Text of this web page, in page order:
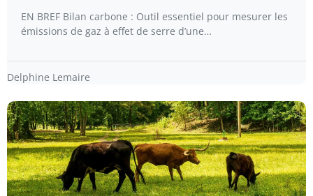
EN BREF Bilan carbone : Outil essentiel pour mesurer les
émissions de gaz à effet de serre d’une…
Delphine Lemaire